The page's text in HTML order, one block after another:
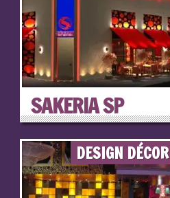
SAKERIA SP
DESIGN DÉCOR